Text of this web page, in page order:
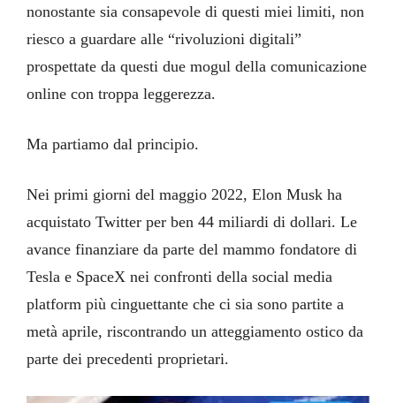
nonostante sia consapevole di questi miei limiti, non
riesco a guardare alle “rivoluzioni digitali”
prospettate da questi due mogul della comunicazione
online con troppa leggerezza.
Ma partiamo dal principio.
Nei primi giorni del maggio 2022, Elon Musk ha
acquistato Twitter per ben 44 miliardi di dollari. Le
avance finanziare da parte del mammo fondatore di
Tesla e SpaceX nei confronti della social media
platform più cinguettante che ci sia sono partite a
metà aprile, riscontrando un atteggiamento ostico da
parte dei precedenti proprietari.